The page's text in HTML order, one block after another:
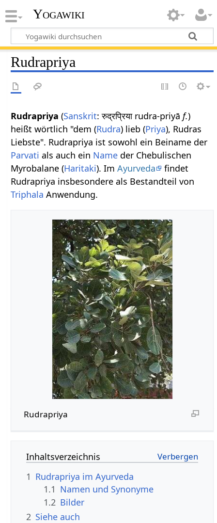
Yogawiki
Rudrapriya
Rudrapriya (Sanskrit: रुद्रप्रिया rudra-priyāf.)
heißt wörtlich "dem (Rudra) lieb (Priya), Rudras
Liebste". Rudrapriya ist sowohl ein Beiname der
Parvati als auch ein Name der Chebulischen
Myrobalane (Haritaki). ImAyurveda
findet
Rudrapriya insbesondere als Bestandteil von
Triphala Anwendung.
Rudrapriya
Inhaltsverzeichnis
1 Rudrapriya im Ayurveda
1.1 Namen und Synonyme
1.2 Bilder
2 Siehe auch